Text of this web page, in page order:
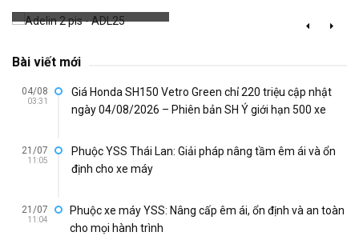
Bài viết mới
04/08
03:31
Giá Honda SH150 Vetro Green chỉ 220 triệu cập nhật
ngày 04/08/2026 – Phiên bản SH Ý giới hạn 500 xe
21/07
11:05
Phuộc YSS Thái Lan: Giải pháp nâng tầm êm ái và ổn
định cho xe máy
21/07
11:04
Phuộc xe máy YSS: Nâng cấp êm ái, ổn định và an toàn
cho mọi hành trình